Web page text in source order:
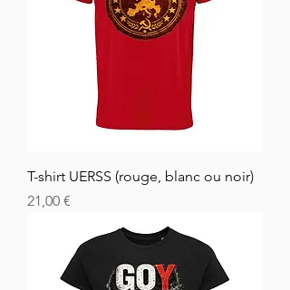
T-shirt UERSS (rouge, blanc ou noir)
Hinta
21,00 €